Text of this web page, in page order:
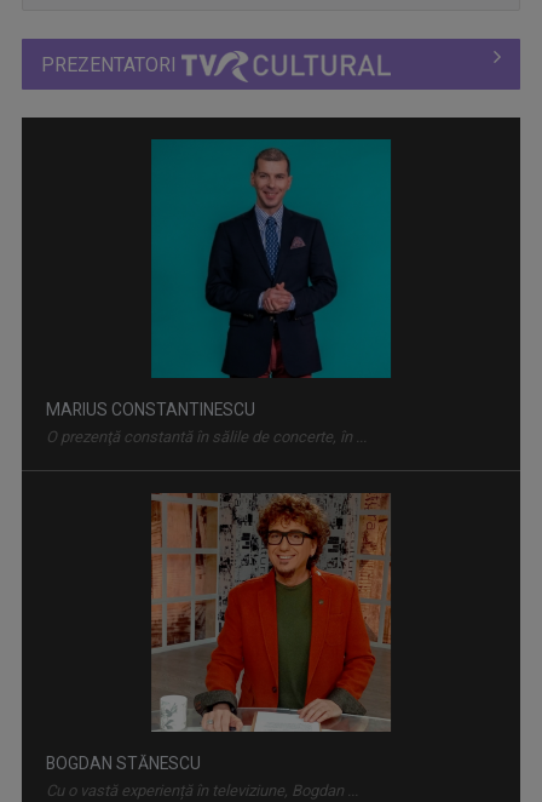
„Intrare liberă” este un magazin cultural ...
CULTURA MINORITĂȚILOR
Germani, maghiari, romi, tătari și lipoveni ...
PREZENTATORI
MARIUS CONSTANTINESCU
O prezenţă constantă în sălile de concerte, în ...
BOGDAN STĂNESCU
Cu o vastă experiență în televiziune, Bogdan ...